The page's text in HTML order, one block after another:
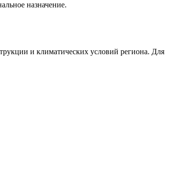
назначение.
и климатических условий региона. Для